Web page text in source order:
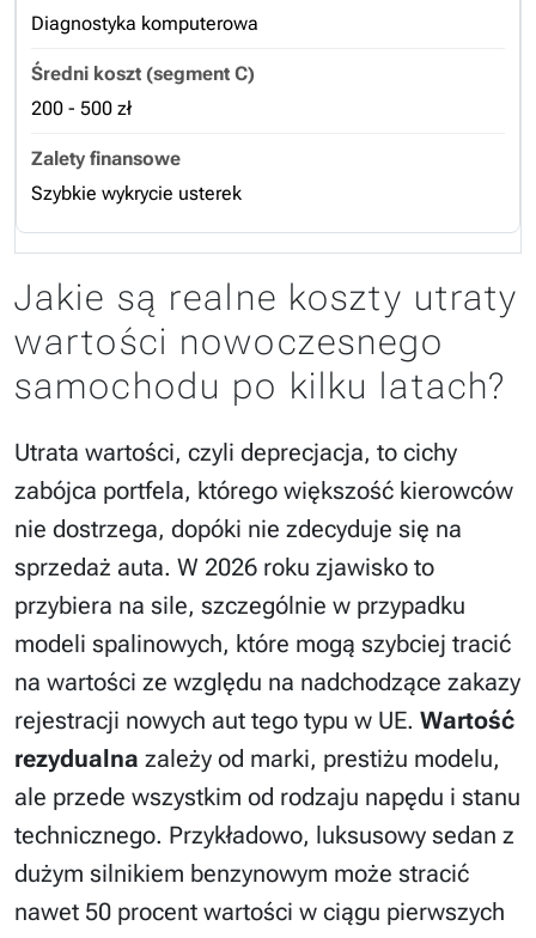
Diagnostyka komputerowa
200 - 500 zł
Szybkie wykrycie usterek
Jakie są realne koszty utraty
wartości nowoczesnego
samochodu po kilku latach?
Utrata wartości, czyli deprecjacja, to cichy
zabójca portfela, którego większość kierowców
nie dostrzega, dopóki nie zdecyduje się na
sprzedaż auta. W 2026 roku zjawisko to
przybiera na sile, szczególnie w przypadku
modeli spalinowych, które mogą szybciej tracić
na wartości ze względu na nadchodzące zakazy
rejestracji nowych aut tego typu w UE. Wartość
rezydualna zależy od marki, prestiżu modelu,
ale przede wszystkim od rodzaju napędu i stanu
technicznego. Przykładowo, luksusowy sedan z
dużym silnikiem benzynowym może stracić
nawet 50 procent wartości w ciągu pierwszych